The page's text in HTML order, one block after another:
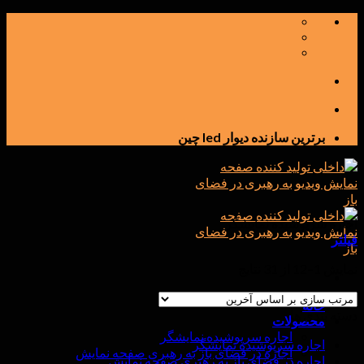
پرش
برترین سازنده دیوار led چین
خانه
محصولات
اجاره سرپوشیده نمایشگر
اجاره در فضای باز به رهبری صفحه نمایش
اجاره سرپوشیده نمایشگر
فیلتر
دسته بندی ها
اجاره سرپوشیده نمایشگر
اجاره در فضای باز به رهبری صفحه نمایش